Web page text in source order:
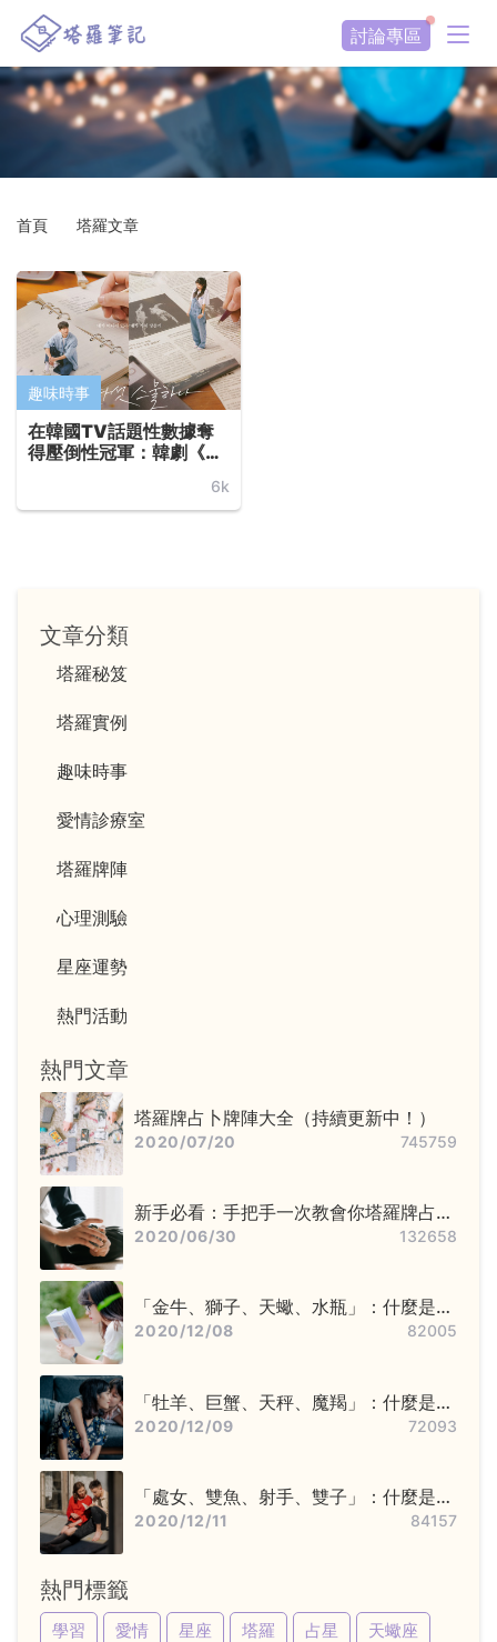
討論專區
#二十五，二十
首頁 塔羅文章
趣味時事
在韓國TV話題性數據奪
得壓倒性冠軍：韓劇《二
困境的勵志勇氣，以及至
高無上的甜蜜純愛！
6k
文章分類
塔羅秘笈
塔羅實例
趣味時事
愛情診療室
塔羅牌陣
心理測驗
星座運勢
熱門活動
熱門文章
塔羅牌占卜牌陣大全（持續更新中！）
2020/07/20 745759
新手必看：手把手一次教會你塔羅牌占卜
步驟——洗牌＋切牌、抽牌、排牌陣！
2020/06/30 132658
「金牛、獅子、天蠍、水瓶」：什麼是固
定星座，他們又該怎麼追？
2020/12/08 82005
「牡羊、巨蟹、天秤、魔羯」：什麼是基
本星座，他們又該怎麼追？
2020/12/09 72093
「處女、雙魚、射手、雙子」：什麼是變
動星座，他們又該怎麼追？
2020/12/11 84157
熱門標籤
學習 愛情 星座 塔羅 占星
天蠍座